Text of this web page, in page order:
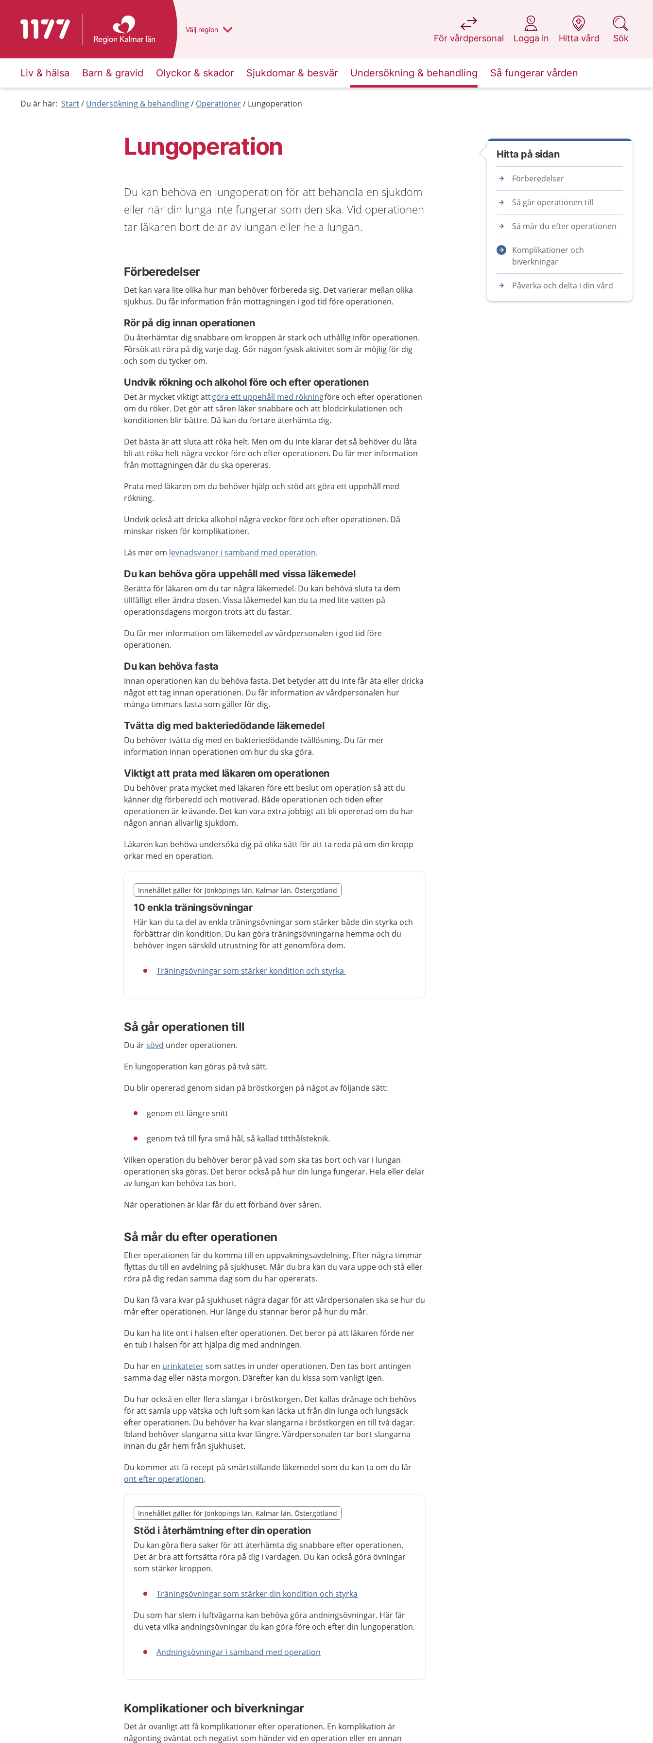
Till startsidan för 1177 Du har valt region
Välj en annan
region
För vårdpersonal
på 1177.se
Logga in
på 1177.se
Hitta vård
på 1177.se
Sök
på 1177.se
Liv & hälsa Barn & gravid Olyckor & skador Sjukdomar & besvär Undersökning & behandling Så fungerar vården
Du är här: Start Undersökning & behandling Operationer Lungoperation
Lungoperation
Du kan behöva en lungoperation för att behandla en sjukdom
eller när din lunga inte fungerar som den ska. Vid operationen
tar läkaren bort delar av lungan eller hela lungan.
Förberedelser
Det kan vara lite olika hur man behöver förbereda sig. Det varierar mellan olika
sjukhus. Du får information från mottagningen i god tid före operationen.
Rör på dig innan operationen
Du återhämtar dig snabbare om kroppen är stark och uthållig inför operationen.
Försök att röra på dig varje dag. Gör någon fysisk aktivitet som är möjlig för dig
och som du tycker om.
Undvik rökning och alkohol före och efter operationen
Det är mycket viktigt attgöra ett uppehåll med rökningföre och efter operationen
om du röker. Det gör att såren läker snabbare och att blodcirkulationen och
konditionen blir bättre. Då kan du fortare återhämta dig.
Det bästa är att sluta att röka helt. Men om du inte klarar det så behöver du låta
bli att röka helt några veckor före och efter operationen. Du får mer information
från mottagningen där du ska opereras.
Prata med läkaren om du behöver hjälp och stöd att göra ett uppehåll med
rökning.
Undvik också att dricka alkohol några veckor före och efter operationen. Då
minskar risken för komplikationer.
Läs mer om levnadsvanor i samband med operation.
Du kan behöva göra uppehåll med vissa läkemedel
Berätta för läkaren om du tar några läkemedel. Du kan behöva sluta ta dem
tillfälligt eller ändra dosen. Vissa läkemedel kan du ta med lite vatten på
operationsdagens morgon trots att du fastar.
Du får mer information om läkemedel av vårdpersonalen i god tid före
operationen.
Du kan behöva fasta
Innan operationen kan du behöva fasta. Det betyder att du inte får äta eller dricka
något ett tag innan operationen. Du får information av vårdpersonalen hur
många timmars fasta som gäller för dig.
Tvätta dig med bakteriedödande läkemedel
Du behöver tvätta dig med en bakteriedödande tvållösning. Du får mer
information innan operationen om hur du ska göra.
Viktigt att prata med läkaren om operationen
Du behöver prata mycket med läkaren före ett beslut om operation så att du
känner dig förberedd och motiverad. Både operationen och tiden efter
operationen är krävande. Det kan vara extra jobbigt att bli opererad om du har
någon annan allvarlig sjukdom.
Läkaren kan behöva undersöka dig på olika sätt för att ta reda på om din kropp
orkar med en operation.
Nedan innehåll gäller region Kalmar län
Innehållet gäller för Jönköpings län, Kalmar län, Östergötland
10 enkla träningsövningar
Här kan du ta del av enkla träningsövningar som stärker både din styrka och
förbättrar din kondition. Du kan göra träningsövningarna hemma och du
behöver ingen särskild utrustning för att genomföra dem.
Träningsövningar som stärker kondition och styrka
Slut på det regionala tillägget från region Kalmar län
Så går operationen till
Du ärsövd under operationen.
En lungoperation kan göras på två sätt.
Du blir opererad genom sidan på bröstkorgen på något av följande sätt:
genom ett längre snitt
genom två till fyra små hål, så kallad titthålsteknik.
Vilken operation du behöver beror på vad som ska tas bort och var i lungan
operationen ska göras. Det beror också på hur din lunga fungerar. Hela eller delar
av lungan kan behöva tas bort.
När operationen är klar får du ett förband över såren.
Så mår du efter operationen
Efter operationen får du komma till en uppvakningsavdelning. Efter några timmar
flyttas du till en avdelning på sjukhuset. Mår du bra kan du vara uppe och stå eller
röra på dig redan samma dag som du har opererats.
Du kan få vara kvar på sjukhuset några dagar för att vårdpersonalen ska se hur du
mår efter operationen. Hur länge du stannar beror på hur du mår.
Du kan ha lite ont i halsen efter operationen. Det beror på att läkaren förde ner
en tub i halsen för att hjälpa dig med andningen.
Du har en urinkatetersom sattes in under operationen. Den tas bort antingen
samma dag eller nästa morgon. Därefter kan du kissa som vanligt igen.
Du har också en eller flera slangar i bröstkorgen. Det kallas dränage och behövs
för att samla upp vätska och luft som kan läcka ut från din lunga och lungsäck
efter operationen. Du behöver ha kvar slangarna i bröstkorgen en till två dagar.
Ibland behöver slangarna sitta kvar längre. Vårdpersonalen tar bort slangarna
innan du går hem från sjukhuset.
Du kommer att få recept på smärtstillande läkemedel som du kan ta om du får
ont efter operationen.
Nedan innehåll gäller region Kalmar län
Innehållet gäller för Jönköpings län, Kalmar län, Östergötland
Stöd i återhämtning efter din operation
Du kan göra flera saker för att återhämta dig snabbare efter operationen.
Det är bra att fortsätta röra på dig i vardagen. Du kan också göra övningar
som stärker kroppen.
Träningsövningar som stärker din kondition och styrka
Du som har slem i luftvägarna kan behöva göra andningsövningar. Här får
du veta vilka andningsövningar du kan göra före och efter din lungoperation.
Andningsövningar i samband med operation
Slut på det regionala tillägget från region Kalmar län
Komplikationer och biverkningar
Det är ovanligt att få komplikationer efter operationen. En komplikation är
någonting oväntat och negativt som händer vid en operation eller en annan
Hitta på sidan
Förberedelser
Så går operationen till
Så mår du efter operationen
Komplikationer och
biverkningar
Påverka och delta i din vård